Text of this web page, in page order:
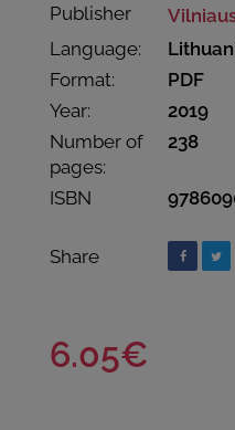
Publisher
Language:
Format:
PDF
Year:
2019
Number of
pages:
238
ISBN
Share
6.05€